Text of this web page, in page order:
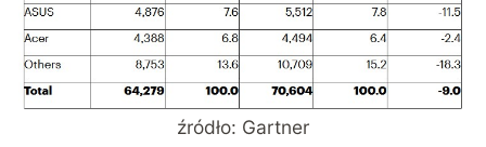
źródło: Gartner